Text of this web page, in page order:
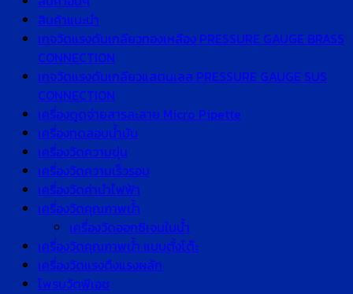
สินค้าแนะนำ
เกจวัดแรงดันเกลียวทองเหลือง PRESSURE GAUGE BRASS
CONNECTION
เกจวัดแรงดันเกลียวแสตนเลส PRESSURE GAUGE SUS
CONNECTION
เครื่องดูดจ่ายสารละลาย Micro Pipette
เครื่องทดสอบน้ำมัน
เครื่องวัดความขุ่น
เครื่องวัดความเร็วรอบ
เครื่องวัดค่านำไฟฟ้า
เครื่องวัดคุณภาพน้ำ
เครื่องวัดออกซิเจนในน้ำ
เครื่องวัดคุณภาพน้ำ แบบตั้งโต๊ะ
เครื่องวัดแรงดึงแรงผลัก
โพรบวัดพีเอช